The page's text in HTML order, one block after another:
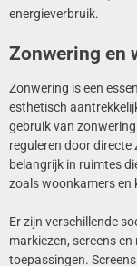
energieverbruik.
Zonwering en
Zonwering is een
esthetisch
gebruik van
reguleren door directe
belangrijk in ruimtes
zoals woonkamers en
Er zijn verschillende
markiezen, screens
toepassingen.